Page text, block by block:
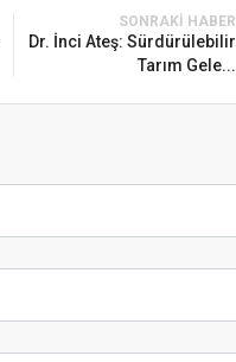
SONRAKI HABER
Dr. İnci Ateş: Sürdürülebilir
Tarım Gele...